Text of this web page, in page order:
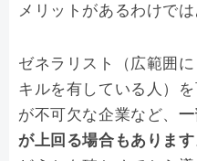
メリットがあるわけでは
ゼネラリスト（広範囲
キルを有している人）
が不可欠な企業など、
が上回る場合もあります